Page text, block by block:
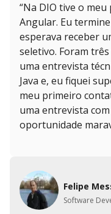
“Na DIO tive o
Angular. Eu
esperava receber
seletivo. Foram
uma entrevista
Java e, eu fiquei
meu primeiro
uma entrevista
oportunidade
Felipe
Software